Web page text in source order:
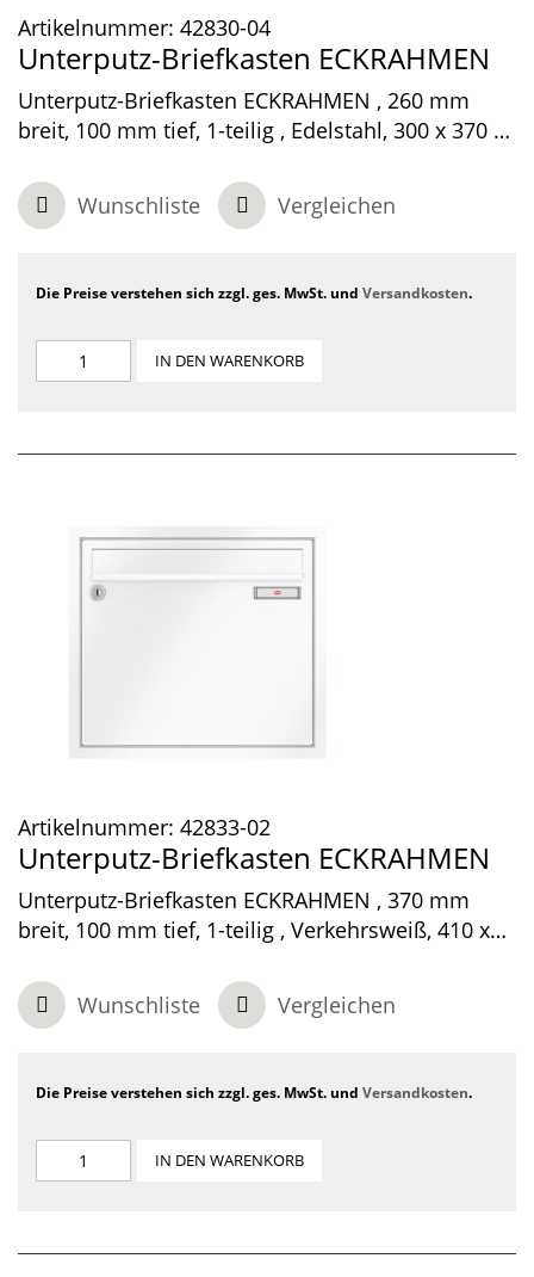
Artikelnummer: 42830-04
Unterputz-Briefkasten ECKRAHMEN
Unterputz-Briefkasten ECKRAHMEN , 260 mm
breit, 100 mm tief, 1-teilig , Edelstahl, 300 x 370 x
Wunschliste
Vergleichen
Die Preise verstehen sich zzgl. ges. MwSt. und Versandkosten.
IN DEN WARENKORB
Artikelnummer: 42833-02
Unterputz-Briefkasten ECKRAHMEN
Unterputz-Briefkasten ECKRAHMEN , 370 mm
breit, 100 mm tief, 1-teilig , Verkehrsweiß, 410 x
Wunschliste
Vergleichen
Die Preise verstehen sich zzgl. ges. MwSt. und Versandkosten.
IN DEN WARENKORB